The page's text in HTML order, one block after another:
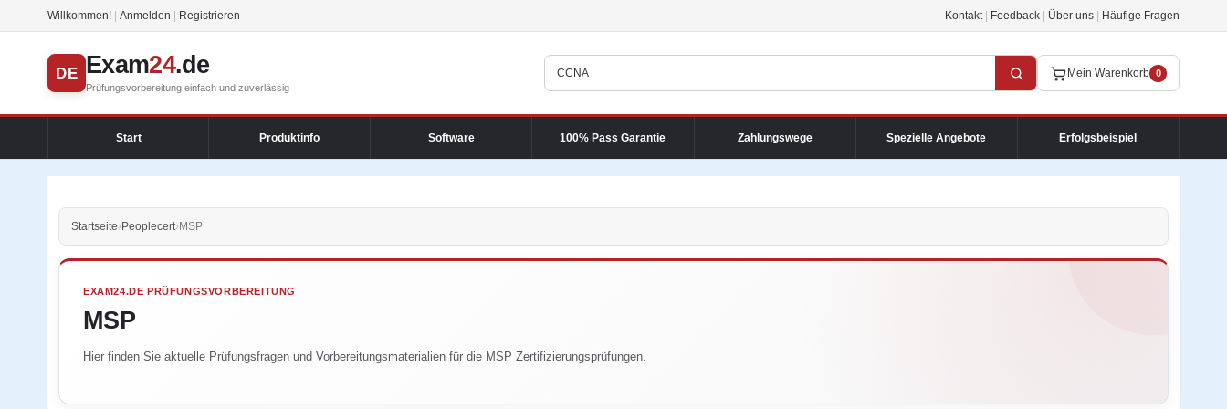
Willkommen! Anmelden Registrieren Kontakt Feedback Über uns Häufige Fragen
DE Exam24.de
Prüfungsvorbereitung einfach und zuverlässig
Mein Warenkorb 0
Start Produktinfo Software 100% Pass Garantie Zahlungswege Spezielle Angebote Erfolgsbeispiel
Startseite›Peoplecert›MSP
EXAM24.DE PRÜFUNGSVORBEREITUNG
MSP
Hier finden Sie aktuelle Prüfungsfragen und Vorbereitungsmaterialien für die MSP Zertifizierungsprüfungen.